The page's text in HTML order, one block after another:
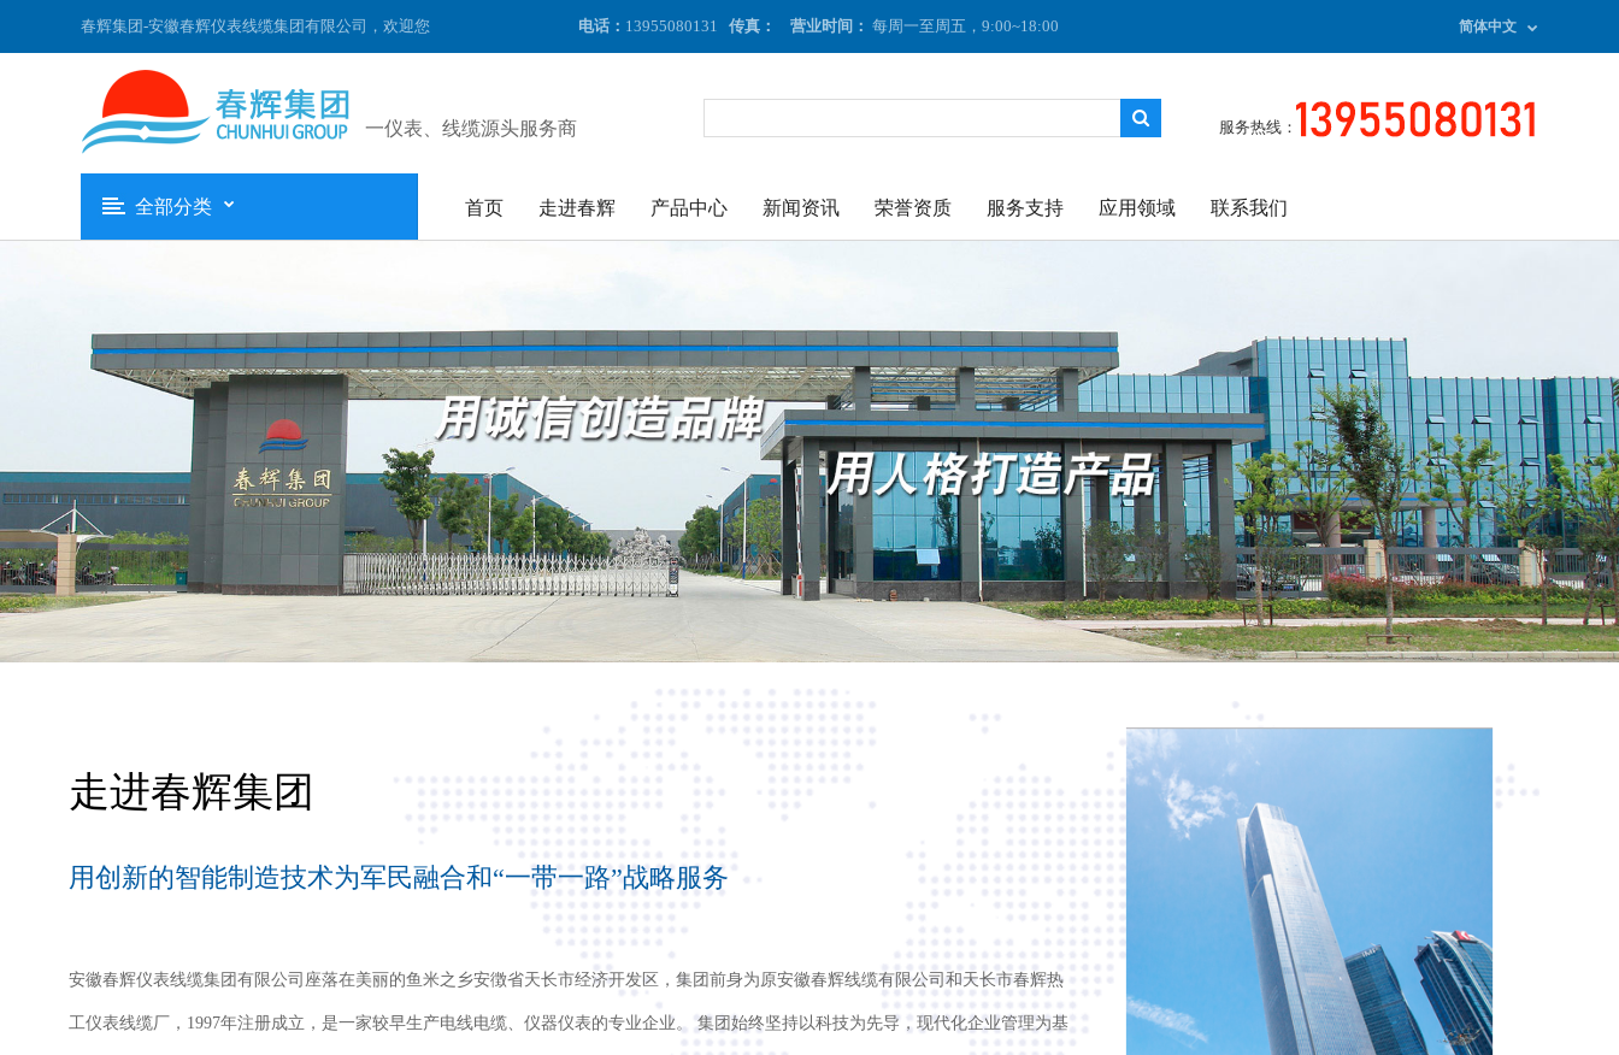
春辉集团-安徽春辉仪表线缆集团有限公司，欢迎您 电话： 13955080131传真： 营业时间： 每周一至周五，9:00~18:00 简体中文
一仪表、线缆源头服务商 服务热线：
全部分类 首页 走进春辉 产品中心 新闻资讯 荣誉资质 服务支持 应用领域 联系我们
走进春辉集团
用创新的智能制造技术为军民融合和“一带一路”战略服务
安徽春辉仪表线缆集团有限公司座落在美丽的鱼米之乡安徴省天长市经济开发区，集团前身为原安徽春辉线缆有限公司和天长市春辉热
工仪表线缆厂，1997年注册成立，是一家较早生产电线电缆、仪器仪表的专业企业。 集团始终坚持以科技为先导，现代化企业管理为基